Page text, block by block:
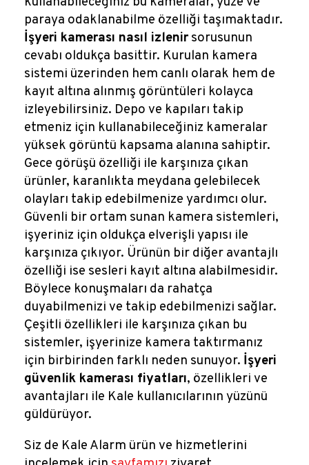
paraya odaklanabilme özelliği taşımaktadır.
İşyeri kamerası nasıl izlenir sorusunun
cevabı oldukça basittir. Kurulan kamera
sistemi üzerinden hem canlı olarak hem de
kayıt altına alınmış görüntüleri kolayca
izleyebilirsiniz. Depo ve kapıları takip
etmeniz için kullanabileceğiniz kameralar
yüksek görüntü kapsama alanına sahiptir.
Gece görüşü özelliği ile karşınıza çıkan
ürünler, karanlıkta meydana gelebilecek
olayları takip edebilmenize yardımcı olur.
Güvenli bir ortam sunan kamera sistemleri,
işyeriniz için oldukça elverişli yapısı ile
karşınıza çıkıyor. Ürünün bir diğer avantajlı
özelliği ise sesleri kayıt altına alabilmesidir.
Böylece konuşmaları da rahatça
duyabilmenizi ve takip edebilmenizi sağlar.
Çeşitli özellikleri ile karşınıza çıkan bu
sistemler, işyerinize kamera taktırmanız
için birbirinden farklı neden sunuyor. İşyeri
güvenlik kamerası fiyatları, özellikleri ve
avantajları ile Kale kullanıcılarının yüzünü
güldürüyor.
Siz de Kale Alarm ürün ve hizmetlerini